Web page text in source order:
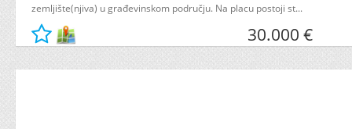
zemljište(njiva) u građevinskom području. Na placu postoji st...
30.000 €